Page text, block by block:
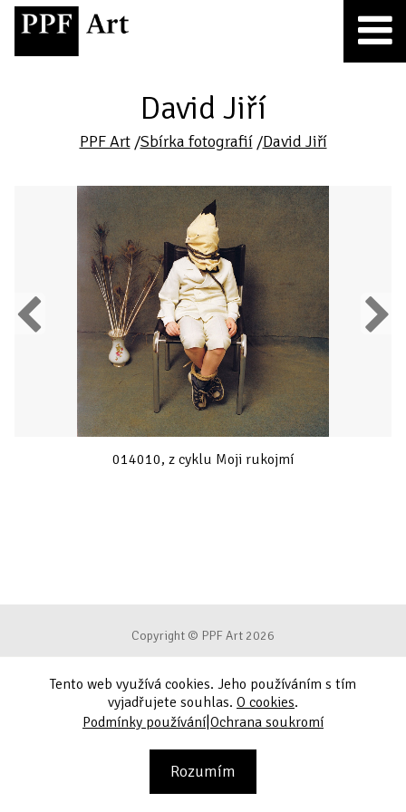
David Jiří
PPF Art/Sbírka fotografií/David Jiří
Previous
014010, z cyklu Moji rukojmí
Next
Copyright © PPF Art 2026
Podmínky používání
Ochrana soukromí
Tento web využívá cookies. Jeho používáním s tím
vyjadřujete souhlas. O cookies.
Podmínky používání|Ochrana soukromí
Rozumím